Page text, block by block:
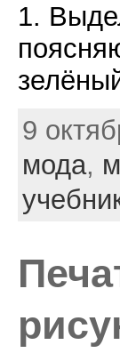
1.
9
мода,